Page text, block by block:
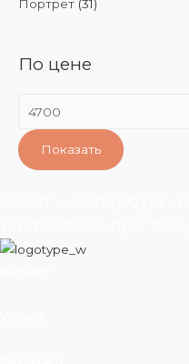
Портрет (31)
По цене
Показать